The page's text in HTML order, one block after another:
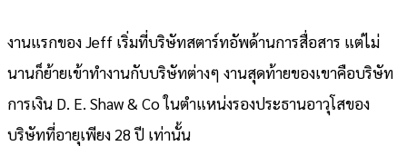
งานแรกของ Jeff เริ่มที่บริษัทสตาร์ทอัพด้านการสื่อสาร แต่ไม่
นานก็ย้ายเข้าทำงานกับบริษัทต่างๆ งานสุดท้ายของเขาคือบริษัท
การเงิน D. E. Shaw & Co ในตำแหน่งรองประธานอาวุโสของ
บริษัทที่อายุเพียง 28 ปี เท่านั้น